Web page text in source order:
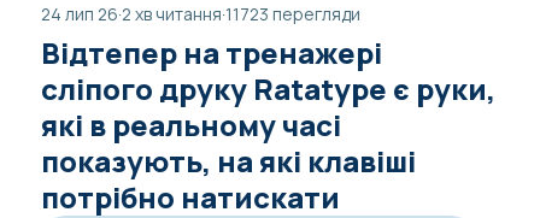
24 лип 26·2 хв читання·11723 перегляди
Відтепер на тренажері
сліпого друку Ratatype є руки,
які в реальному часі
показують, на які клавіші
потрібно натискати